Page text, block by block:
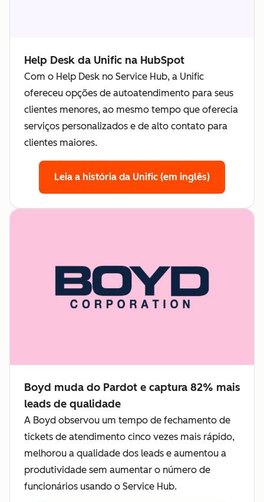
Help Desk da Unific na HubSpot
Com o Help Desk no Service Hub, a Unific
ofereceu opções de autoatendimento para seus
clientes menores, ao mesmo tempo que oferecia
serviços personalizados e de alto contato para
clientes maiores.
Leia a história da Unific (em inglês)
Boyd muda do Pardot e captura 82% mais
leads de qualidade
A Boyd observou um tempo de fechamento de
tickets de atendimento cinco vezes mais rápido,
melhorou a qualidade dos leads e aumentou a
produtividade sem aumentar o número de
funcionários usando o Service Hub.